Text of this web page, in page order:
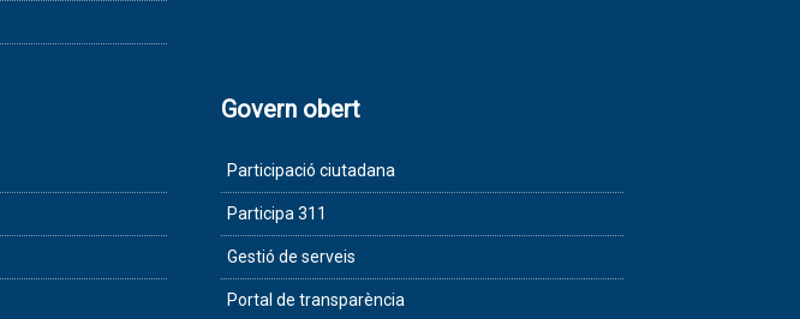
Govern obert
Participació ciutadana
Participa 311
Gestió de serveis
Portal de transparència